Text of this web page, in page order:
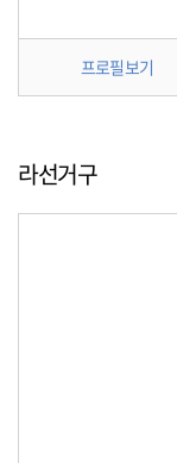
프로필보기
라선거구